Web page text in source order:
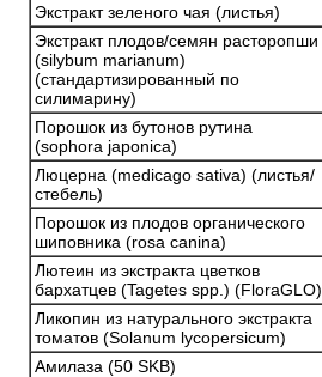
Экстракт зеленого чая (листья)
Экстракт плодов/семян расторопши
(silybum marianum)
(стандартизированный по
силимарину)
Порошок из бутонов рутина
(sophora japonica)
Люцерна (medicago sativa) (листья/
стебель)
Порошок из плодов органического
шиповника (rosa canina)
Лютеин из экстракта цветков
бархатцев (Tagetes spp.) (FloraGLO)
Ликопин из натурального экстракта
томатов (Solanum lycopersicum)
Амилаза (50 SKB)